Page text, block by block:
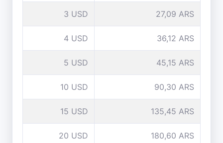
3 USD 27,09 ARS
4 USD 36,12 ARS
5 USD 45,15 ARS
10 USD 90,30 ARS
15 USD 135,45 ARS
20 USD 180,60 ARS